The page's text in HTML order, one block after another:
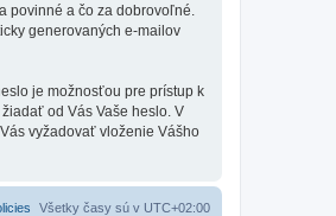
povinné a čo za dobrovoľné.
generovaných e-mailov
je možnosťou pre prístup k
od Vás Vaše heslo. V
vyžadovať vloženie Vášho
Všetky časy sú v UTC+02:00